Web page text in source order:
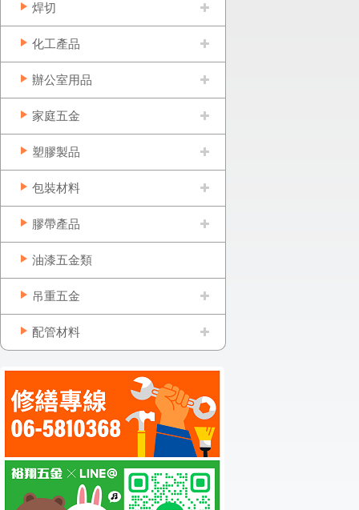
焊切
化工產品
辦公室用品
家庭五金
塑膠製品
包裝材料
膠帶產品
油漆五金類
吊重五金
配管材料